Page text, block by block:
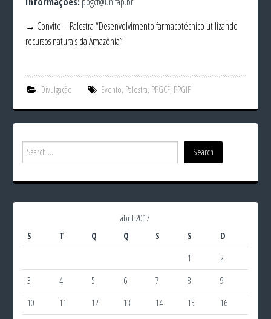
→ Convite – Palestra “Desenvolvimento farmacotécnico utilizando
recursos naturais da Amazônia”
Divulgação Evento, Palestra, PPGCF, PPGIF
abril 2017
S
T Q Q S S
D
1
2
3
4 5 6 7 8
9
10
11 12 13 14 15
16